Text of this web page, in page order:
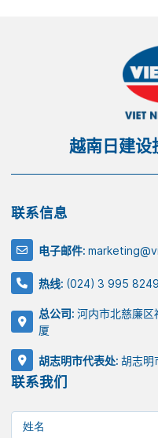
越南日建设
联系信息
电子邮件:
热线: (024) 3 995 8249
总公司: 河内市北慈廉
厦
胡志明市代表处: 胡志明
联系我们